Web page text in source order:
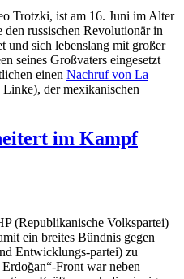
Trotzki, ist am 16. Juni im Alter
den russischen Revolutionär in
und sich lebenslang mit großer
seines Großvaters eingesetzt
einen Nachruf von La
Linke), der mexikanischen
im Kampf
(Republikanische Volkspartei)
ein breites Bündnis gegen
Entwicklungs-partei) zu
Front war neben